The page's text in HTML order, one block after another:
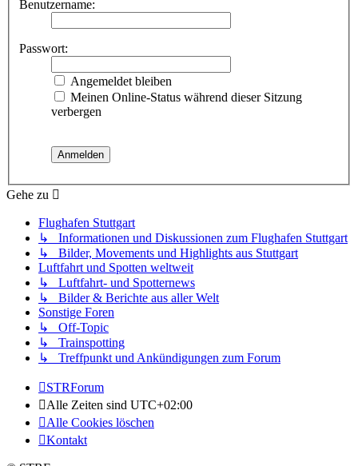
Benutzername:
Passwort:
Angemeldet bleiben
Meinen Online-Status während dieser Sitzung
verbergen
Gehe zu
Flughafen Stuttgart
↳ Informationen und Diskussionen zum Flughafen Stuttgart
↳ Bilder, Movements und Highlights aus Stuttgart
Luftfahrt und Spotten weltweit
↳ Luftfahrt- und Spotternews
↳ Bilder & Berichte aus aller Welt
Sonstige Foren
↳ Off-Topic
↳ Trainspotting
↳ Treffpunkt und Ankündigungen zum Forum
STRForum
Alle Zeiten sind UTC+02:00
Alle Cookies löschen
Kontakt